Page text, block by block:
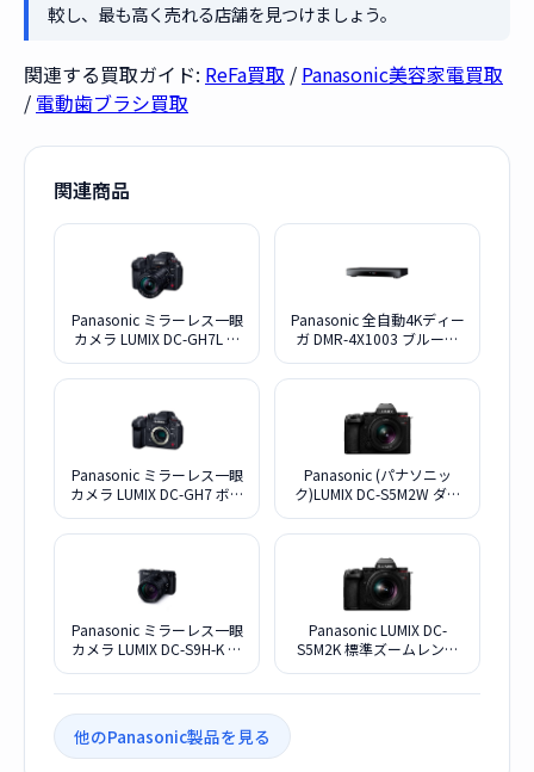
較し、最も高く売れる店舗を見つけましょう。
関連する買取ガイド: ReFa買取 / Panasonic美容家電買取
/ 電動歯ブラシ買取
関連商品
Panasonic ミラーレス一眼
カメラ LUMIX DC-GH7L 標
Panasonic 全自動4Kディー
ガ DMR-4X1003 ブルーレ
10TB
Panasonic ミラーレス一眼
カメラ LUMIX DC-GH7 ボデ
Panasonic (パナソニッ
ク)LUMIX DC-S5M2W ダブ
Panasonic ミラーレス一眼
カメラ LUMIX DC-S9H-K 高
Panasonic LUMIX DC-
S5M2K 標準ズームレンズ
他のPanasonic製品を見る